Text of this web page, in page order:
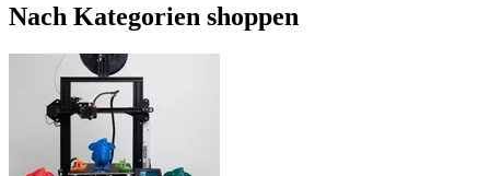
Nach Kategorien shoppen